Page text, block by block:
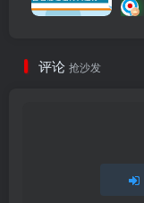
评论 抢沙发